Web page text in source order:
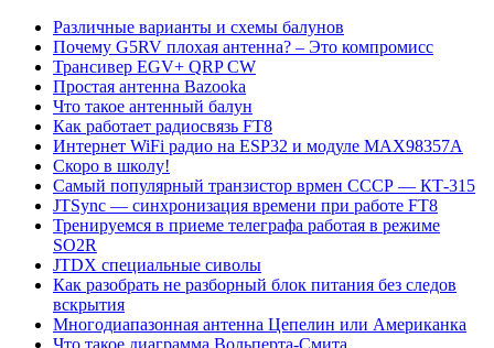
Различные варианты и схемы балунов
Почему G5RV плохая антенна? – Это компромисс
Трансивер EGV+ QRP CW
Простая антенна Bazooka
Что такое антенный балун
Как работает радиосвязь FT8
Интернет WiFi радио на ESP32 и модуле MAX98357A
Скоро в школу!
Самый популярный транзистор врмен СССР — КТ-315
JTSync — синхронизация времени при работе FT8
Тренируемся в приеме телеграфа работая в режиме
SO2R
JTDX специальные сиволы
Как разобрать не разборный блок питания без следов
вскрытия
Многодиапазонная антенна Цепелин или Американка
Что такое диаграмма Вольперта-Смита